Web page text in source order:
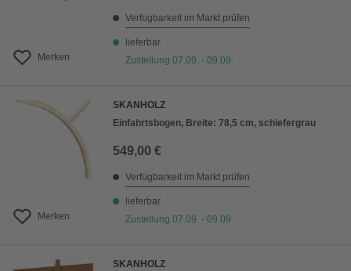
Merken
Verfügbarkeit im Markt prüfen
lieferbar
Zustellung 07.09. - 09.09.
Merken
SKANHOLZ
Einfahrtsbogen, Breite: 78,5 cm, schiefergrau
549,00 €
Verfügbarkeit im Markt prüfen
lieferbar
Zustellung 07.09. - 09.09.
SKANHOLZ